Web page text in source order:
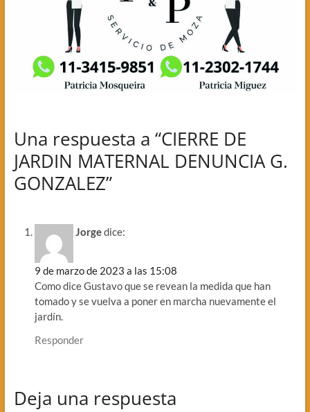
Una respuesta a “CIERRE DE
JARDIN MATERNAL DENUNCIA G.
GONZALEZ”
Jorgedice:
9 de marzo de 2023 a las 15:08
Como dice Gustavo que se revean la medida que han
tomado y se vuelva a poner en marcha nuevamente el
jardín.
Responder
Deja una respuesta